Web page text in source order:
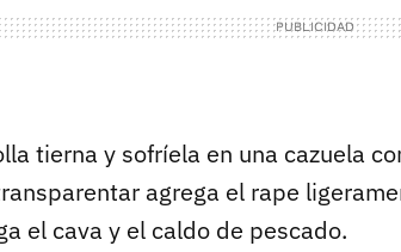
tierna y sofríela en una cazuela
agrega el rape
el cava y el caldo de pescado.